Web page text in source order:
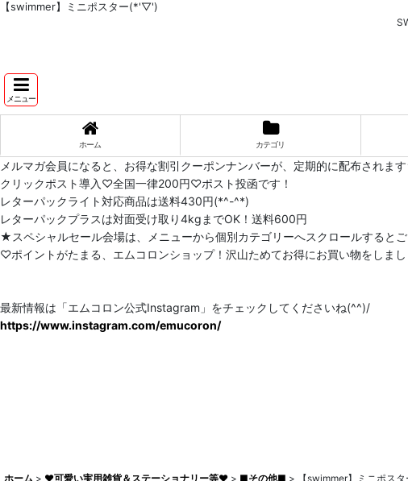
【swimmer】ミニポスター(*'▽')
メニュー
ホーム カテゴリ
メルマガ会員になると、お得な割引クーポンナンバーが、定期的に配布され
クリックポスト導入♡全国一律200円♡ポスト投函です！
レターパックライト対応商品は送料430円(*^-^*)
レターパックプラスは対面受け取り4kgまでOK！送料600円
★スペシャルセール会場は、メニューから個別カテゴリーへスクロールすると
♡ポイントがたまる、エムコロンショップ！沢山ためてお得にお買い物をしま
最新情報は「エムコロン公式Instagram」をチェックしてくださいね(^^)/
https://www.instagram.com/emucoron/
ホーム > ♥可愛い実用雑貨＆ステーショナリー等♥ > ■その他■ > 【swimmer】ミニポス